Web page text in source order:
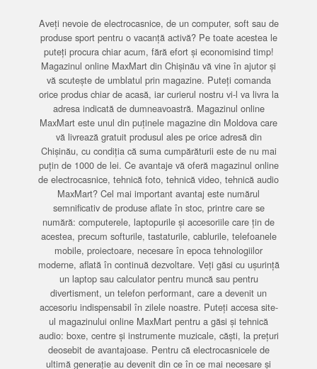
Aveți nevoie de electrocasnice, de un computer, soft sau de
produse sport pentru o vacanță activă? Pe toate acestea le
puteți procura chiar acum, fără efort și economisind timp!
Magazinul online MaxMart din Chișinău vă vine în ajutor și
vă scutește de umblatul prin magazine. Puteți comanda
orice produs chiar de acasă, iar curierul nostru vi-l va livra la
adresa indicată de dumneavoastră. Magazinul online
MaxMart este unul din puținele magazine din Moldova care
vă livrează gratuit produsul ales pe orice adresă din
Chișinău, cu condiția că suma cumpărăturii este de nu mai
puțin de 1000 de lei. Ce avantaje vă oferă magazinul online
de electrocasnice, tehnică foto, tehnică video, tehnică audio
MaxMart? Cel mai important avantaj este numărul
semnificativ de produse aflate în stoc, printre care se
numără: computerele, laptopurile și accesoriile care țin de
acestea, precum softurile, tastaturile, cablurile, telefoanele
mobile, proiectoare, necesare în epoca tehnologiilor
moderne, aflată în continuă dezvoltare. Veți găsi cu ușurință
un laptop sau calculator pentru muncă sau pentru
divertisment, un telefon performant, care a devenit un
accesoriu indispensabil în zilele noastre. Puteți accesa site-
ul magazinului online MaxMart pentru a găsi și tehnică
audio: boxe, centre și instrumente muzicale, căști, la prețuri
deosebit de avantajoase. Pentru că electrocasnicele de
ultimă generație au devenit din ce în ce mai necesare și